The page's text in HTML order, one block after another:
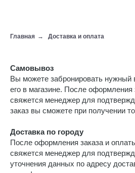
Главная → Доставка и оплата
Самовывоз
Вы можете забронировать нужный
его в магазине. После оформления
свяжется менеджер для
заказ вы сможете при получении
Доставка по городу
После оформления заказа и
свяжется менеджер для
уточнения данных по адресу